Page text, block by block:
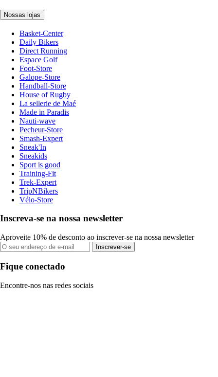
Nossas lojas
Basket-Center
Daily Bikers
Direct Running
Espace Golf
Foot-Store
Galope-Store
Handball-Store
House of Rugby
La sellerie de Maé
Made in Paradis
Nauti-wave
Pecheur-Store
Smash-Expert
Sneak'In
Sneakids
Sport is good
Training-Fit
Trek-Expert
TripNBikers
Vélo-Store
Inscreva-se na nossa newsletter
Aproveite 10% de desconto ao inscrever-se na nossa newsletter
Inscrever-se
Fique conectado
Encontre-nos nas redes sociais